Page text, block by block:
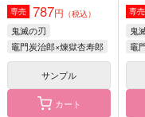
専売 787円 （税込）
鬼滅の刃
竈門炭治郎×煉獄杏寿郎
サンプル
カート
専売
鬼
竈